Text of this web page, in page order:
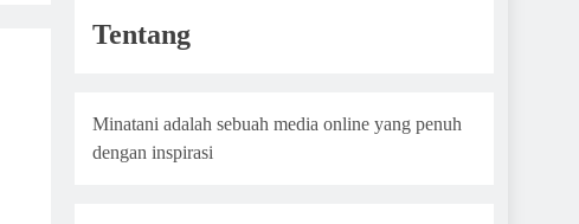
Tentang
Minatani adalah sebuah media online yang penuh
dengan inspirasi